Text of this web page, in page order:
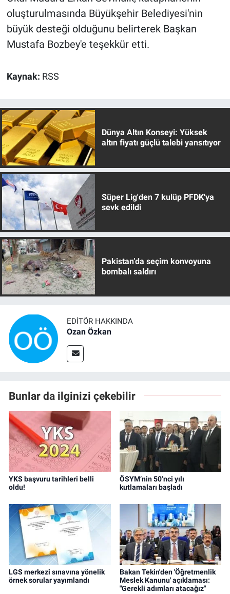
oluşturulmasında Büyükşehir Belediyesi'nin
büyük desteği olduğunu belirterek Başkan
Mustafa Bozbey'e teşekkür etti.
Kaynak: RSS
Dünya Altın Konseyi: Yüksek
altın fiyatı güçlü talebi yansıtıyor
Süper Lig'den 7 kulüp PFDK'ya
sevk edildi
Pakistan’da seçim konvoyuna
bombalı saldırı
EDITÖR HAKKINDA
Ozan Özkan
Bunlar da ilginizi çekebilir
YKS başvuru tarihleri belli
oldu!
ÖSYM’nin 50’nci yılı
kutlamaları başladı
LGS merkezi sınavına yönelik
örnek sorular yayımlandı
Bakan Tekin'den 'Öğretmenlik
Meslek Kanunu' açıklaması:
"Gerekli adımları atacağız"